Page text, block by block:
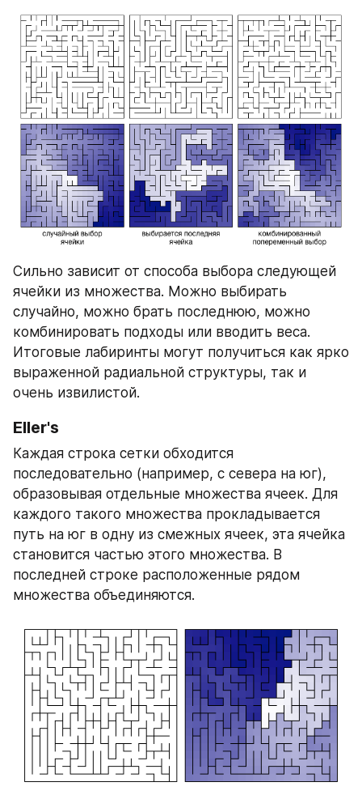
Сильно зависит от способа выбора следующей
ячейки из множества. Можно выбирать
случайно, можно брать последнюю, можно
комбинировать подходы или вводить веса.
Итоговые лабиринты могут получиться как ярко
выраженной радиальной структуры, так и
очень извилистой.
Eller's
Каждая строка сетки обходится
последовательно (например, с севера на юг),
образовывая отдельные множества ячеек. Для
каждого такого множества прокладывается
путь на юг в одну из смежных ячеек, эта ячейка
становится частью этого множества. В
последней строке расположенные рядом
множества объединяются.